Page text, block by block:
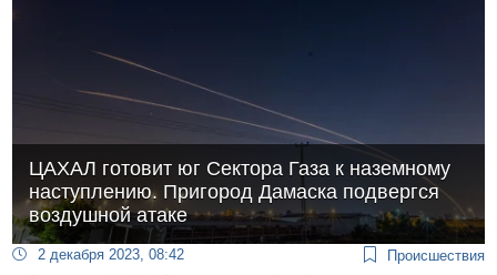
ЦАХАЛ готовит юг Сектора Газа к наземному
наступлению. Пригород Дамаска подвергся
воздушной атаке
2 декабря 2023, 08:42 Происшествия